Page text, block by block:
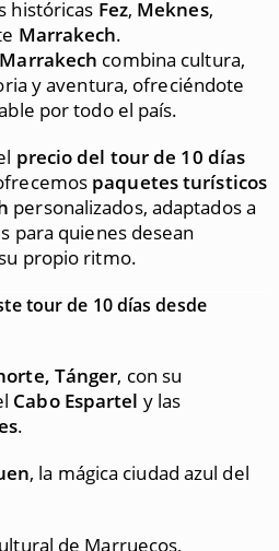
históricas Fez, Meknes,
Marrakech.
combina cultura,
y aventura, ofreciéndote
por todo el país.
precio del tour de 10 días
paquetes turísticos
personalizados, adaptados a
para quienes desean
propio ritmo.
tour de 10 días desde
Tánger, con su
Cabo Espartel y las
.
, la mágica ciudad azul del
de Marruecos,